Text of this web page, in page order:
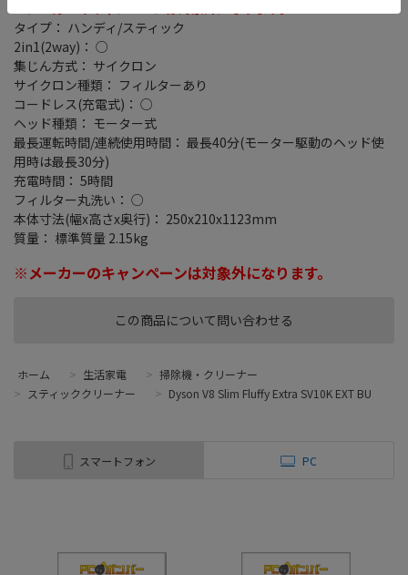
この商品について問い合わせる
※メーカーのキャンペーンは対象外になります。
タイプ： ハンディ/スティック
2in1(2way)： ○
集じん方式： サイクロン
サイクロン種類： フィルターあり
コードレス(充電式)： ○
ヘッド種類： モーター式
最長運転時間/連続使用時間： 最長40分(モーター駆動のヘッド使
用時は最長30分)
充電時間： 5時間
フィルター丸洗い： ○
本体寸法(幅x高さx奥行)： 250x210x1123mm
質量： 標準質量 2.15kg
※メーカーのキャンペーンは対象外になります。
ホーム > 生活家電 > 掃除機・クリーナー
> スティッククリーナー > Dyson V8 Slim Fluffy Extra SV10K EXT BU
スマートフォン PC